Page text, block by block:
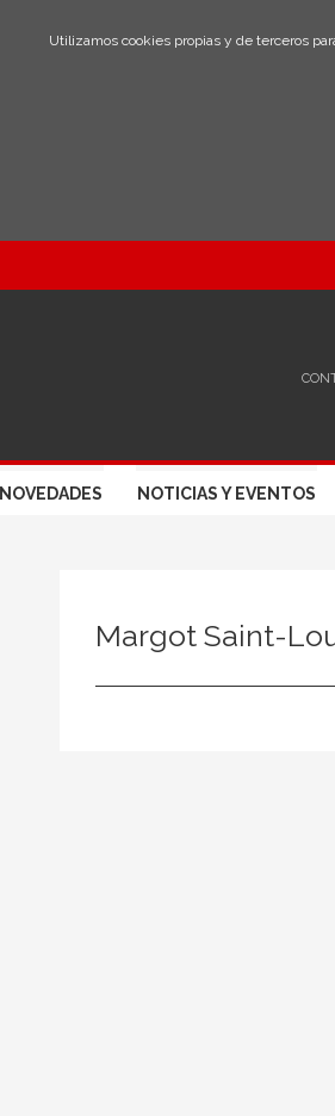
Utilizamos cookies propias y de terceros
NOVEDADES NOTICIAS Y EVENTOS
Margot Saint-